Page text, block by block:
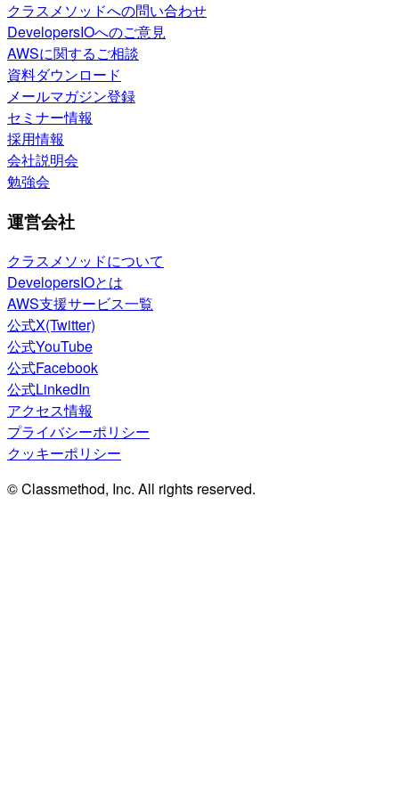
クラスメソッドへの問い合わせ
DevelopersIOへのご意見
AWSに関するご相談
資料ダウンロード
メールマガジン登録
セミナー情報
採用情報
会社説明会
勉強会
運営会社
クラスメソッドについて
DevelopersIOとは
AWS支援サービス一覧
公式X(Twitter)
公式YouTube
公式Facebook
公式LinkedIn
アクセス情報
プライバシーポリシー
クッキーポリシー
© Classmethod, Inc. All rights reserved.